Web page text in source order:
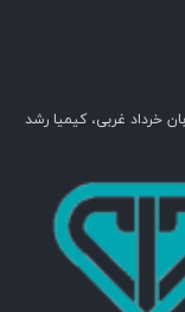
خرداد غربی، کیمیا رشد